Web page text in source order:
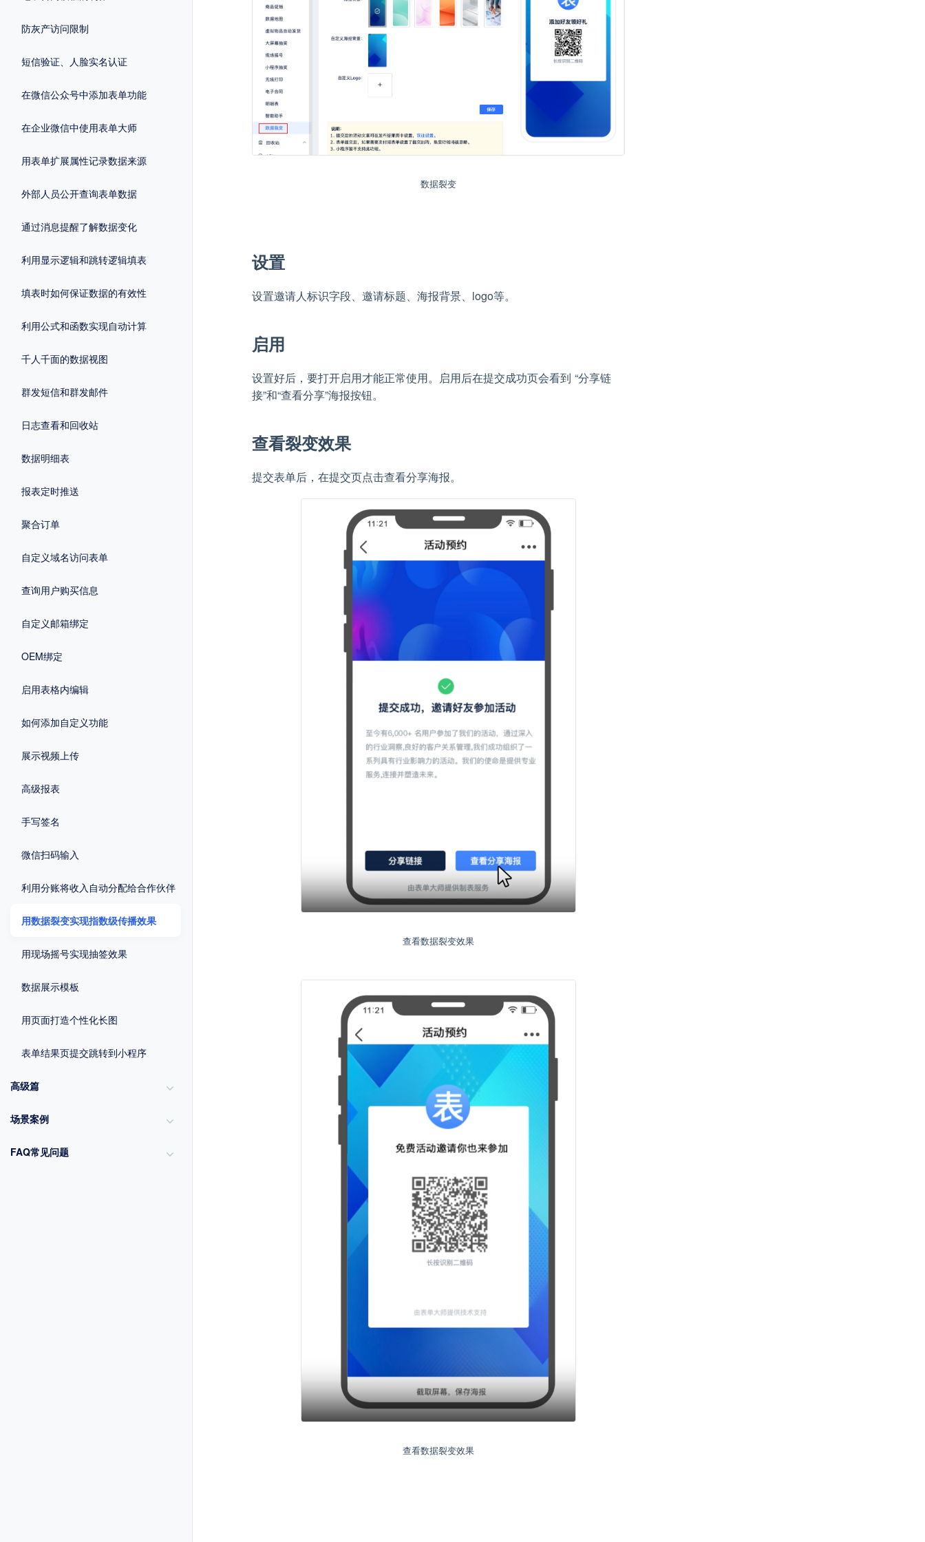
防灰产访问限制
短信验证、人脸实名认证
在微信公众号中添加表单功能
在企业微信中使用表单大师
用表单扩展属性记录数据来源
外部人员公开查询表单数据
通过消息提醒了解数据变化
利用显示逻辑和跳转逻辑填表
填表时如何保证数据的有效性
利用公式和函数实现自动计算
千人千面的数据视图
群发短信和群发邮件
日志查看和回收站
数据明细表
报表定时推送
聚合订单
自定义域名访问表单
查询用户购买信息
自定义邮箱绑定
OEM绑定
启用表格内编辑
如何添加自定义功能
展示视频上传
高级报表
手写签名
微信扫码输入
利用分账将收入自动分配给合作伙伴
用数据裂变实现指数级传播效果
用现场摇号实现抽签效果
数据展示模板
用页面打造个性化长图
表单结果页提交跳转到小程序
高级篇
场景案例
FAQ常见问题
数据裂变
设置
设置邀请人标识字段、邀请标题、海报背景、logo等。
启用
设置好后，要打开启用才能正常使用。启用后在提交成功页会看到 “分享链
接”和“查看分享”海报按钮。
查看裂变效果
提交表单后，在提交页点击查看分享海报。
查看数据裂变效果
查看数据裂变效果